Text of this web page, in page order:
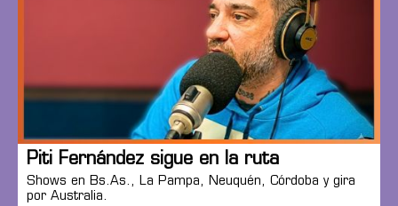
Piti Fernández sigue en la ruta
Shows en Bs.As., La Pampa, Neuquén, Córdoba y gira
por Australia.